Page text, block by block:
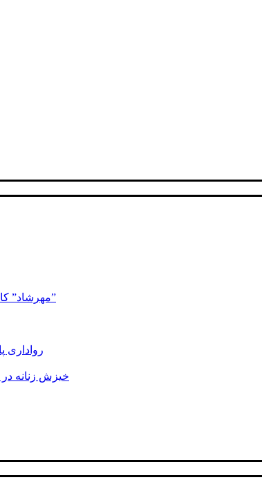
مهرشاد” کار مشترک دکتر مسعود نقره کار، فریدون فرح اندوزو اسفندیار منفرد زاده”
رواداری
خیزش زنانه در